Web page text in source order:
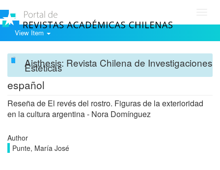
View Item
Aisthesis: Revista Chilena de Investigaciones
Estéticas
español
Reseña de El revés del rostro. Figuras de la exterioridad
en la cultura argentina - Nora Domínguez
Author
Punte, María José